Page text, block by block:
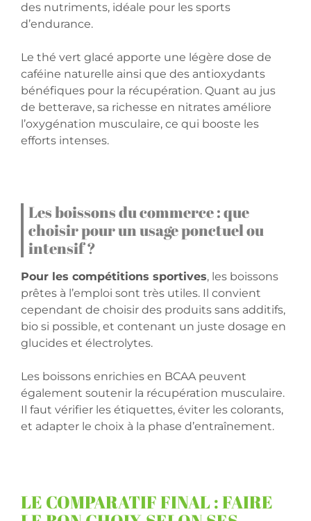
des nutriments, idéale pour les sports
d’endurance.
Le thé vert glacé apporte une légère dose de
caféine naturelle ainsi que des antioxydants
bénéfiques pour la récupération. Quant au jus
de betterave, sa richesse en nitrates améliore
l’oxygénation musculaire, ce qui booste les
efforts intenses.
Les boissons du commerce : que
choisir pour un usage ponctuel ou
intensif ?
Pour les compétitions sportives, les boissons
prêtes à l’emploi sont très utiles. Il convient
cependant de choisir des produits sans additifs,
bio si possible, et contenant un juste dosage en
glucides et électrolytes.
Les boissons enrichies en BCAA peuvent
également soutenir la récupération musculaire.
Il faut vérifier les étiquettes, éviter les colorants,
et adapter le choix à la phase d’entraînement.
LE COMPARATIF FINAL : FAIRE